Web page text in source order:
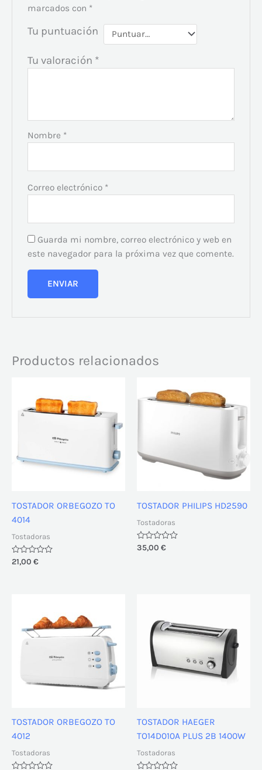
marcados con *
Tu puntuación
Tu valoración *
Nombre *
Correo electrónico *
Guarda mi nombre, correo electrónico y web en
este navegador para la próxima vez que comente.
Productos relacionados
TOSTADOR ORBEGOZO TO
4014
Tostadoras
Valorado
con
21,00 €
TOSTADOR PHILIPS HD2590
Tostadoras
Valorado
con
35,00 €
TOSTADOR ORBEGOZO TO
4012
Tostadoras
TOSTADOR HAEGER
TO14D010A PLUS 2B 1400W
Tostadoras